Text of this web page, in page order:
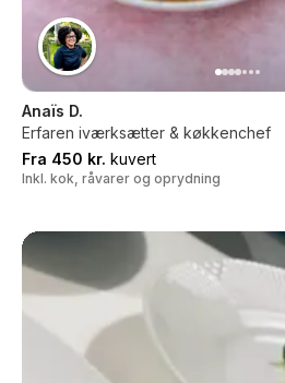
Anaïs D.
Erfaren iværksætter & køkkenchef
Fra 450 kr. kuvert
Inkl. kok, råvarer og oprydning